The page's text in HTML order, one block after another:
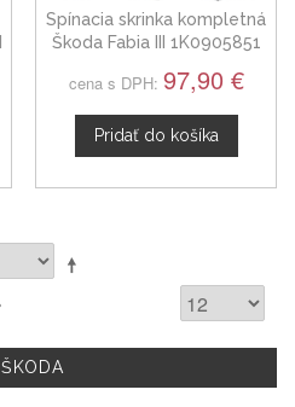
Spínacia skrinka kompletná
Škoda Fabia III 1K0905851
cena s DPH: 97,90 €
Pridať do košíka
ŠKODA